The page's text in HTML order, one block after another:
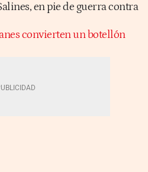
en pie de guerra contra
convierten un botellón